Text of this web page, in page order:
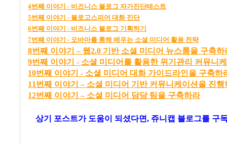
4번째 이야기 - 비즈니스 블로그 자가진단테스트
5번째 이야기 - 블로고스피어 대화 진단
6번째 이야기 - 비즈니스 블로그 기획하기
7번째 이야기 - 오바마를 통해 배우는 소셜 미디어 활용 전략
8번째 이 야기 – 웹2.0 기 반 소셜 미 디어 뉴스룸을 구축하
9번째 이야기 - 소셜 미디어를 활용한 위기관리 커뮤니
10번째 이야기 - 소셜 미디어 대화 가이드라인을 구축하
11번째 이 야기 – 소셜 미 디어 기 반 커 뮤니 케 이 션을 진행
12번째 이 야기 – 소셜 미 디어 담당 팀을 구축하라
상기 포스트가 도움이 되셨다면, 쥬니캡 블로그를 구